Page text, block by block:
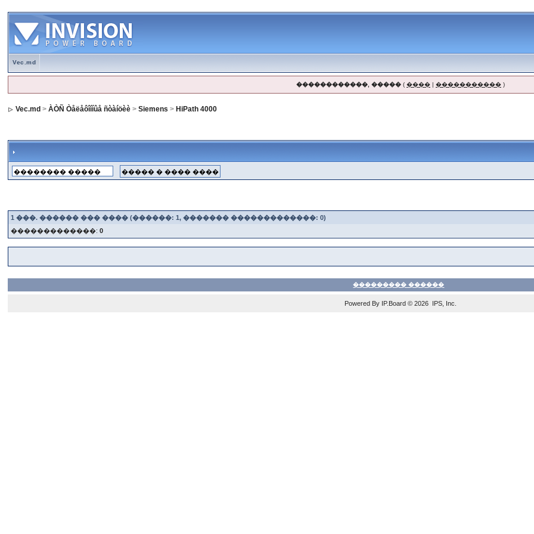
Vec.md
������������, �����( ����| �����������)
Vec.md >ÀÒÑ Òåëåôîííûå ñòàíöèè >Siemens > HiPath 4000
1 ���. ������ ��� ���� (������: 1, ������� �������������: 0)
�������������:0
��������� ������
Powered By IP.Board © 2026 IPS, Inc.